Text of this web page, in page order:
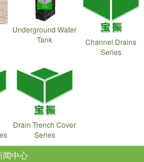
Underground Water
Tank
Channel Drains
Series
Drain Trench Cover
Series
闻中心